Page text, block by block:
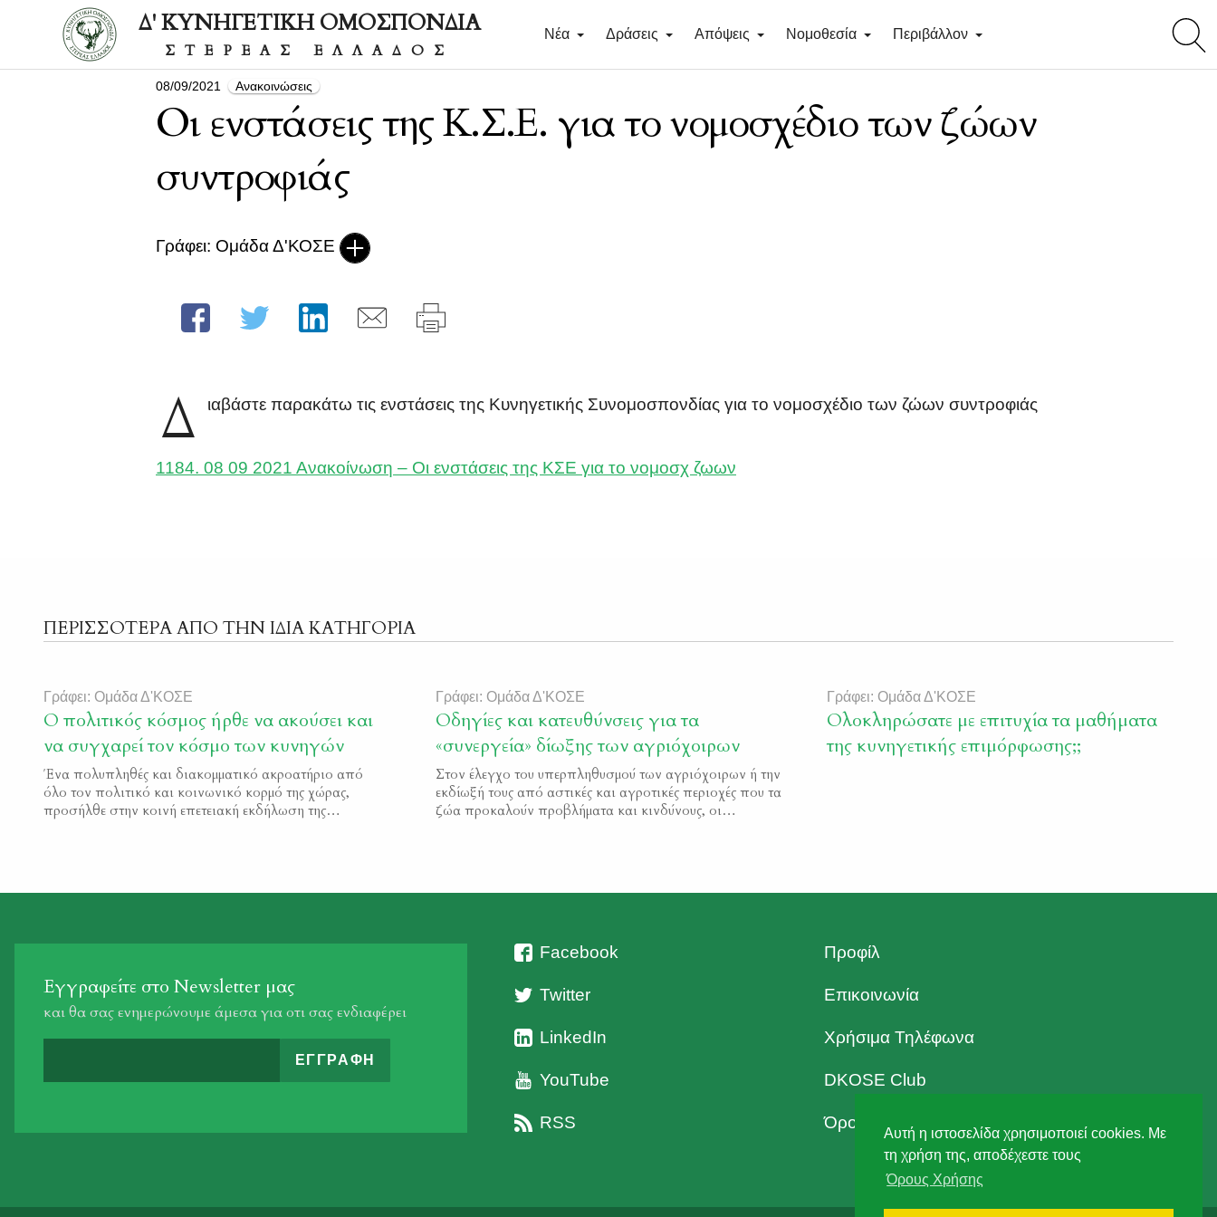
Αυτή η ιστοσελίδα χρησιμοποιεί cookies. Με
τη χρήση της, αποδέχεστε τους
Όρους Χρήσης
search
Δ' ΚΥΝΗΓΕΤΙΚΗ ΟΜΟΣΠΟΝΔΙΑ
ΣΤΕΡΕΑΣ ΕΛΛΑΔΟΣ
Νέα Δράσεις Απόψεις Νομοθεσία Περιβάλλον
08/09/2021 Ανακοινώσεις
Οι ενστάσεις της Κ.Σ.Ε. για το νομοσχέδιο των ζώων
συντροφιάς
Γράφει: Ομάδα Δ'ΚΟΣΕ
Δ ιαβάστε παρακάτω τις ενστάσεις της Κυνηγετικής Συνομοσπονδίας για το νομοσχέδιο των ζώων συντροφιάς
1184. 08 09 2021 Ανακοίνωση – Οι ενστάσεις της ΚΣΕ για το νομοσχ ζωων
ΠΕΡΙΣΣΟΤΕΡΑ ΑΠΟ ΤΗΝ ΙΔΙΑ ΚΑΤΗΓΟΡΙΑ
Γράφει: Ομάδα Δ'ΚΟΣΕ
Ο πολιτικός κόσμος ήρθε να ακούσει και
να συγχαρεί τον κόσμο των κυνηγών
Ένα πολυπληθές και διακομματικό ακροατήριο από
όλο τον πολιτικό και κοινωνικό κορμό της χώρας,
προσήλθε στην κοινή επετειακή εκδήλωση της
Γράφει: Ομάδα Δ'ΚΟΣΕ
Οδηγίες και κατευθύνσεις για τα
«συνεργεία» δίωξης των αγριόχοιρων
Στον έλεγχο του υπερπληθυσμού των αγριόχοιρων ή την
εκδίωξή τους από αστικές και αγροτικές περιοχές που τα
ζώα προκαλούν προβλήματα και κινδύνους, οι
Γράφει: Ομάδα Δ'ΚΟΣΕ
Ολοκληρώσατε με επιτυχία τα μαθήματα
της κυνηγετικής επιμόρφωσης;;
Εγγραφείτε στο Newsletter μας
και θα σας ενημερώνουμε άμεσα για οτι σας ενδιαφέρει
Facebook
Twitter
LinkedIn
YouTube
RSS
Προφίλ
Επικοινωνία
Χρήσιμα Τηλέφωνα
DKOSE Club
Όροι Χρήσης